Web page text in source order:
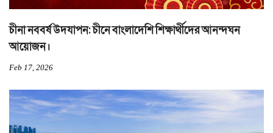
চীনা নববর্ষ উদযাপন: চীনে বাংলাদেশি শিক্ষার্থীদের আনন্দঘন
আয়োজন।
Feb 17, 2026